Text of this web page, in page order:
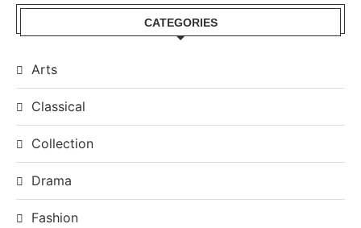
CATEGORIES
Arts
Classical
Collection
Drama
Fashion